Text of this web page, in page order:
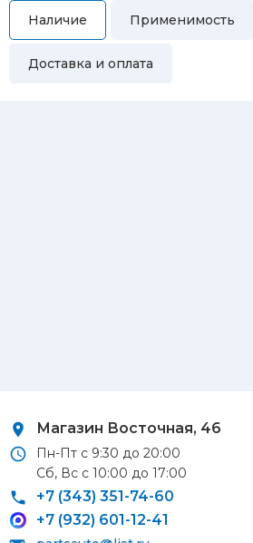
Наличие Применимость
Доставка и оплата
Магазин Восточная, 46
Пн-Пт с 9:30 до 20:00
Сб, Вс с 10:00 до 17:00
+7 (343) 351-74-60
+7 (932) 601-12-41
Курьерская доставка
По Екатеринбургу при заказе от